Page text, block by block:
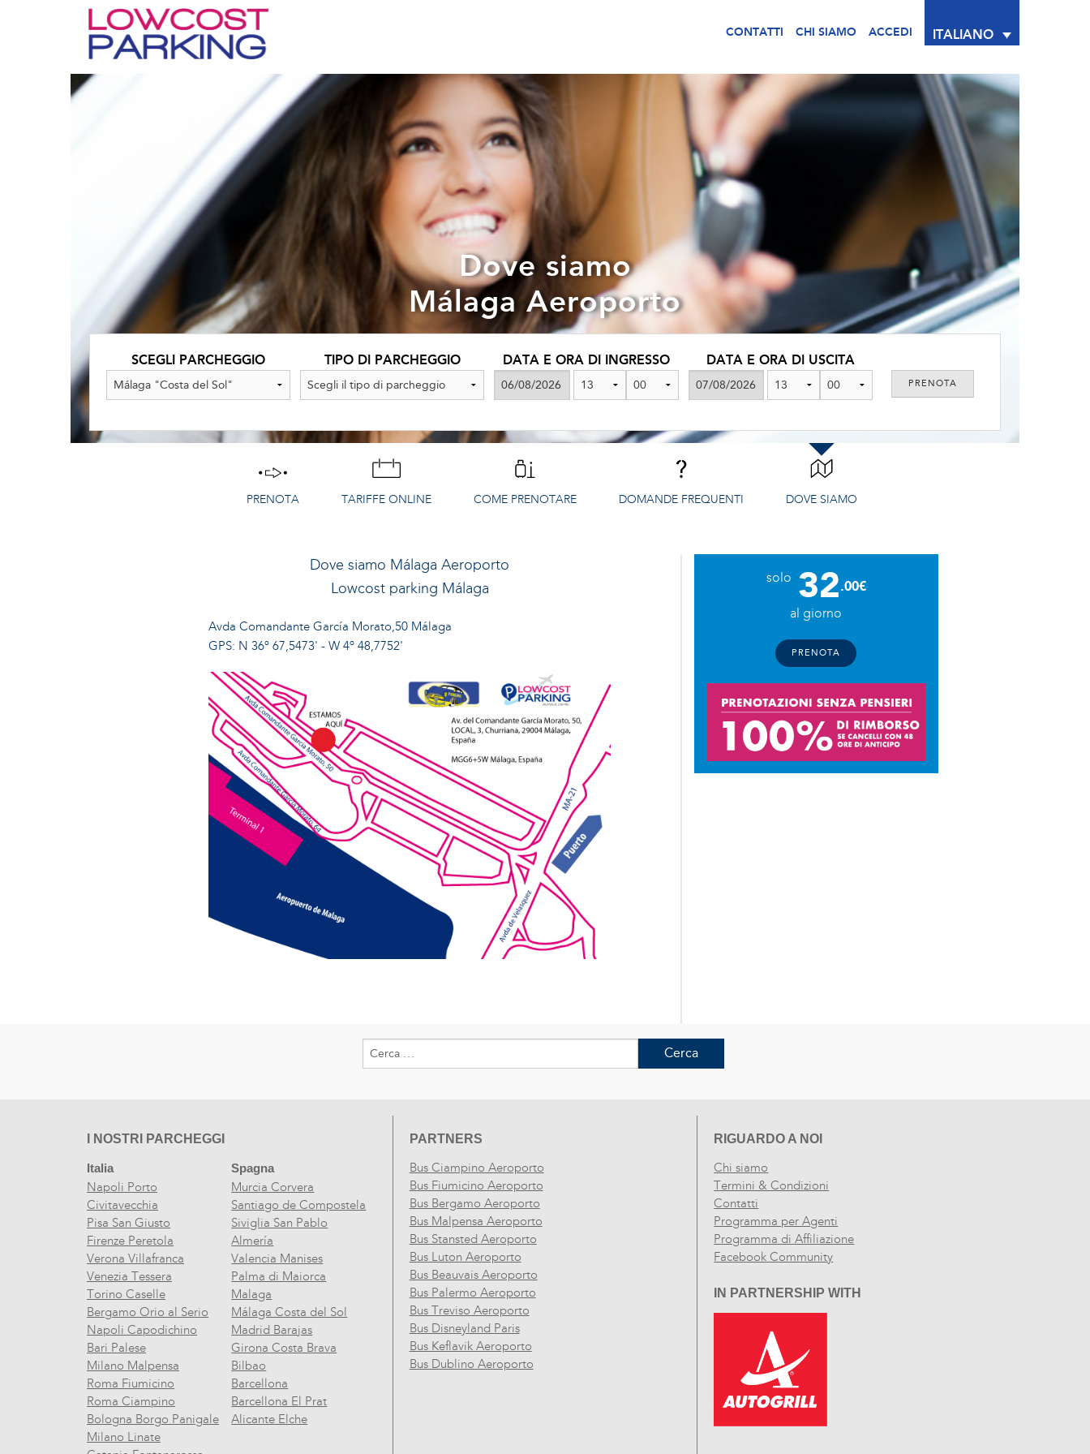
CONTATTI CHI SIAMO ACCEDI ITALIANO
Dove siamo
Málaga Aeroporto
SCEGLI PARCHEGGIO TIPO DI PARCHEGGIO DATA E ORA DI INGRESSO DATA E ORA DI USCITA
PRENOTA TARIFFE ONLINE COME PRENOTARE DOMANDE FREQUENTI DOVE SIAMO
Dove siamo Málaga Aeroporto
Lowcost parking Málaga
Avda Comandante García Morato,50 Málaga
GPS: N 36º 67,5473' - W 4º 48,7752'
solo 32.00€
al giorno
PRENOTA
I NOSTRI PARCHEGGI
Italia
Napoli Porto
Civitavecchia
Pisa San Giusto
Firenze Peretola
Verona Villafranca
Venezia Tessera
Torino Caselle
Bergamo Orio al Serio
Napoli Capodichino
Bari Palese
Milano Malpensa
Roma Fiumicino
Roma Ciampino
Bologna Borgo Panigale
Milano Linate
Spagna
Murcia Corvera
Santiago de Compostela
Siviglia San Pablo
Almería
Valencia Manises
Palma di Maiorca
Malaga
Málaga Costa del Sol
Madrid Barajas
Girona Costa Brava
Bilbao
Barcellona
Barcellona El Prat
Alicante Elche
PARTNERS
Bus Ciampino Aeroporto
Bus Fiumicino Aeroporto
Bus Bergamo Aeroporto
Bus Malpensa Aeroporto
Bus Stansted Aeroporto
Bus Luton Aeroporto
Bus Beauvais Aeroporto
Bus Palermo Aeroporto
Bus Treviso Aeroporto
Bus Disneyland Paris
Bus Keflavik Aeroporto
Bus Dublino Aeroporto
RIGUARDO A NOI
Chi siamo
Termini & Condizioni
Contatti
Programma per Agenti
Programma di Affiliazione
Facebook Community
IN PARTNERSHIP WITH